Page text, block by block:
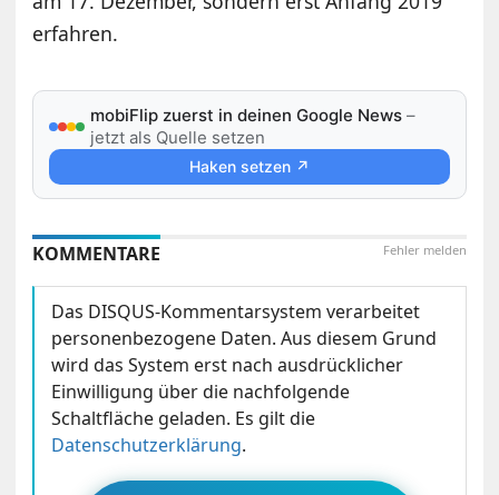
erfahren.
mobiFlip zuerst in deinen Google News –
jetzt als Quelle setzen
Haken setzen ↗
Fehler melden
KOMMENTARE
Das DISQUS-Kommentarsystem verarbeitet
personenbezogene Daten. Aus diesem Grund
wird das System erst nach ausdrücklicher
Einwilligung über die nachfolgende
Schaltfläche geladen. Es gilt die
Datenschutzerklärung.